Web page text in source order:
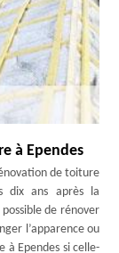
à Ependes
de toiture
dix ans après la
de rénover
l’apparence ou
à Ependes si celle-